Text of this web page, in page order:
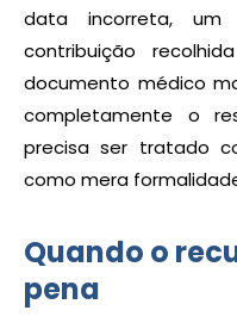
data incorreta, um
contribuição
documento médico
completamente o
precisa ser tratado
como mera
Quando o
pena